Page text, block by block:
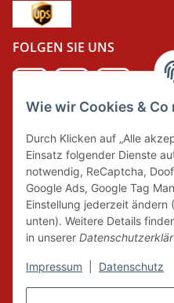
Wie wir Cookies & Co
Durch Klicken auf „Alle
Einsatz folgender Dienste
notwendig, ReCaptcha,
Google Ads, Google Tag
Einstellung jederzeit
unten). Weitere Details
in unserer
Impressum Datenschutz
FOLGEN SIE UNS
Wir tragen
Pflichten zur
FAIRCOMMERCE
Wir sind seit 04.12.2015